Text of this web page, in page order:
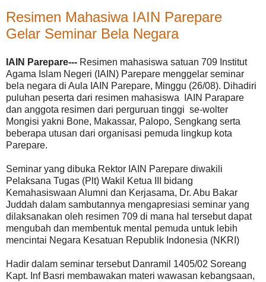
Resimen Mahasiwa IAIN Parepare
Gelar Seminar Bela Negara
IAIN Parepare--- Resimen mahasiswa satuan 709 Institut
Agama Islam Negeri (IAIN) Parepare menggelar seminar
bela negara di Aula IAIN Parepare, Minggu (26/08). Dihadiri
puluhan peserta dari resimen mahasiswa IAIN Parapare
dan anggota resimen dari perguruan tinggi se-wolter
Mongisi yakni Bone, Makassar, Palopo, Sengkang serta
beberapa utusan dari organisasi pemuda lingkup kota
Parepare.
Seminar yang dibuka Rektor IAIN Parepare diwakili
Pelaksana Tugas (Plt) Wakil Ketua III bidang
Kemahasiswaan Alumni dan Kerjasama, Dr. Abu Bakar
Juddah dalam sambutannya mengapresiasi seminar yang
dilaksanakan oleh resimen 709 di mana hal tersebut dapat
mengubah dan membentuk mental pemuda untuk lebih
mencintai Negara Kesatuan Republik Indonesia (NKRI)
Hadir dalam seminar tersebut Danramil 1405/02 Soreang
Kapt. Inf Basri membawakan materi wawasan kebangsaan,